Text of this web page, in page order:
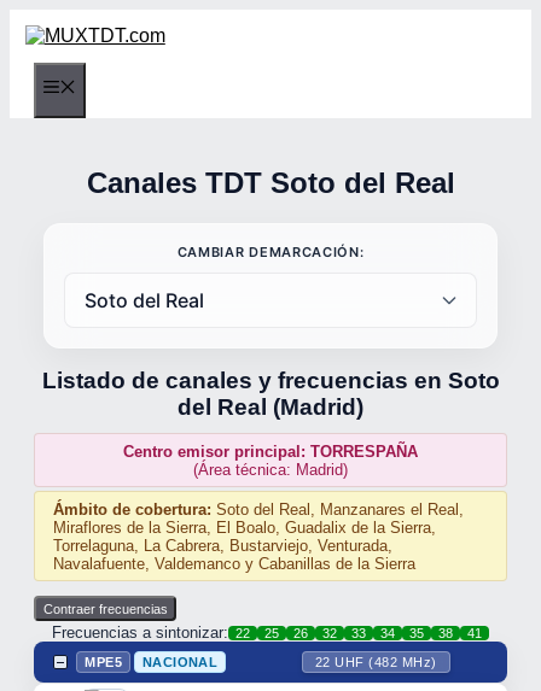
contenido
Canales TDT Soto del Real
CAMBIAR DEMARCACIÓN:
Listado de canales y frecuencias en Soto
del Real (Madrid)
Centro emisor principal: TORRESPAÑA
(Área técnica: Madrid)
Ámbito de cobertura: Soto del Real, Manzanares el Real,
Miraflores de la Sierra, El Boalo, Guadalix de la Sierra,
Torrelaguna, La Cabrera, Bustarviejo, Venturada,
Navalafuente, Valdemanco y Cabanillas de la Sierra
Frecuencias a sintonizar: 22 25 26 32 33 34 35 38 41
MPE5 NACIONAL 22 UHF (482 MHz)